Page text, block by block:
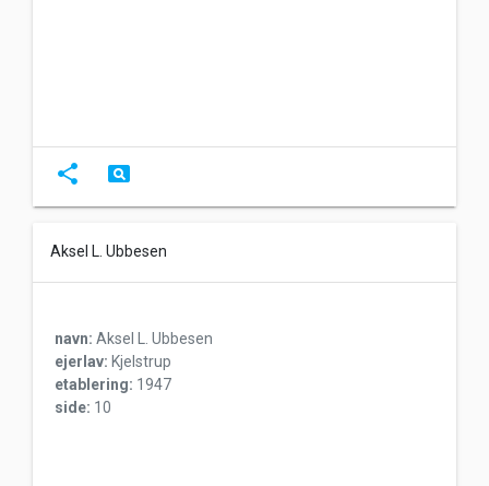
share pageview
Aksel L. Ubbesen
navn: Aksel L. Ubbesen
ejerlav: Kjelstrup
etablering: 1947
side: 10